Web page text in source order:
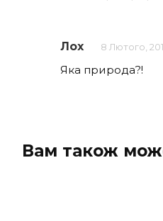
Лох 8 Лютого,
Яка природа?!
Вам також